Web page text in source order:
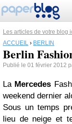
Les articles de votre blog
ACCUEIL › BERLIN
Berlin
Publié le 01 février 2012
La Mercedes
weekend dernier
Sous un temps
lieu de neige et